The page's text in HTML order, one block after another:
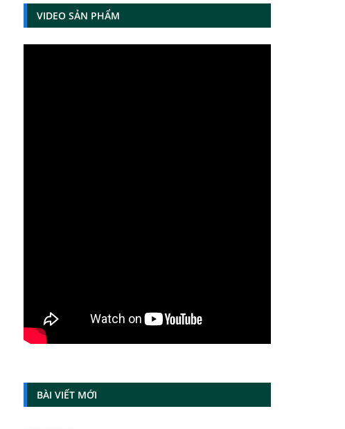
VIDEO SẢN PHẨM
BÀI VIẾT MỚI